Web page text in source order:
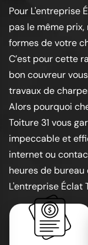
Pour L'entreprise
pas le même
formes de votre
C’est pour cette
bon couvreur
travaux de
Alors pourquoi
Toiture 31 vous
impeccable et
internet ou
heures de
L'entreprise Éclat